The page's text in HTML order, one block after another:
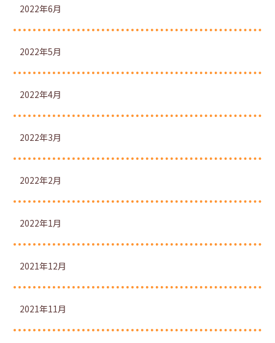
2022年6月
2022年5月
2022年4月
2022年3月
2022年2月
2022年1月
2021年12月
2021年11月